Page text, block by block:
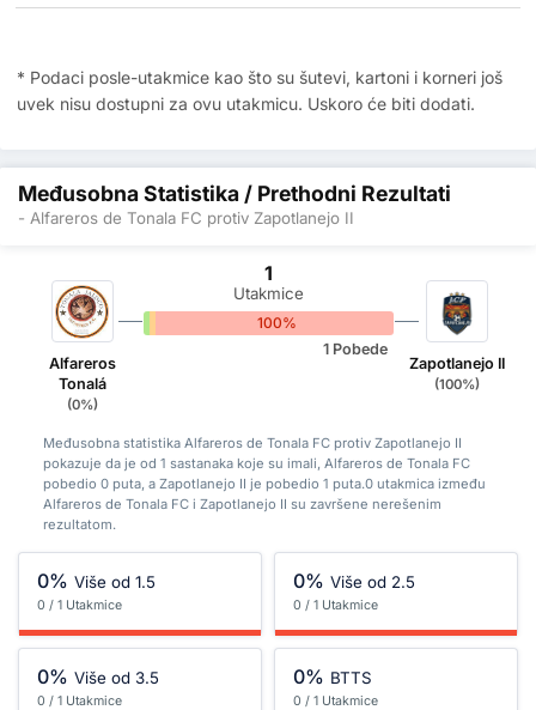
* Podaci posle-utakmice kao što su šutevi, kartoni i korneri još
uvek nisu dostupni za ovu utakmicu. Uskoro će biti dodati.
Međusobna Statistika / Prethodni Rezultati
- Alfareros de Tonala FC protiv Zapotlanejo II
Alfareros
Tonalá
(0%)
1
Utakmice
100%
1 Pobede
Zapotlanejo II
(100%)
Međusobna statistika Alfareros de Tonala FC protiv Zapotlanejo II
pokazuje da je od 1 sastanaka koje su imali, Alfareros de Tonala FC
pobedio 0 puta, a Zapotlanejo II je pobedio 1 puta.0 utakmica između
Alfareros de Tonala FC i Zapotlanejo II su završene nerešenim
rezultatom.
0% Više od 1.5
0 / 1 Utakmice
0% Više od 2.5
0 / 1 Utakmice
0% Više od 3.5
0 / 1 Utakmice
0% BTTS
0 / 1 Utakmice